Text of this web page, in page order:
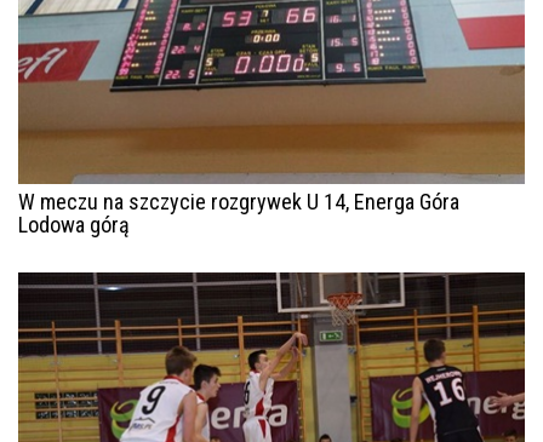
W meczu na szczycie rozgrywek U 14, Energa Góra
Lodowa górą